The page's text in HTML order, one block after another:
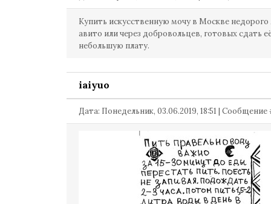
Купить искусственную мочу в Москве
авито или через добровольцев, готовых сдать
небольшую плату.
iaiyuo
Дата: Понедельник, 03.06.2019, 18:51 |